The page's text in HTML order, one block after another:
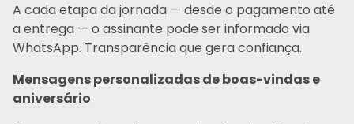
A cada etapa da jornada — desde o pagamento até
a entrega — o assinante pode ser informado via
WhatsApp. Transparência que gera confiança.
Mensagens personalizadas de boas-vindas e
aniversário